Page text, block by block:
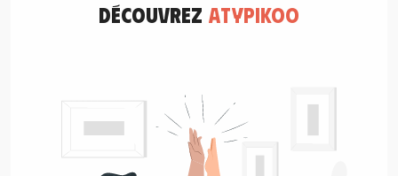
découvrez atypikoo